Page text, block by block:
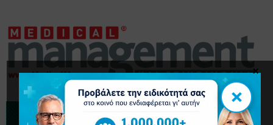
×
×